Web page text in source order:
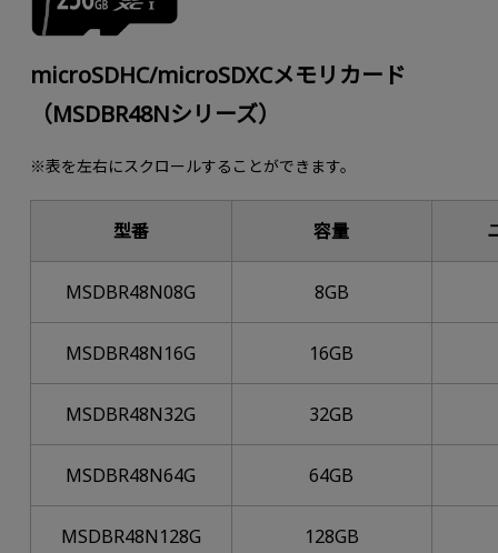
microSDHC/microSDXCメモリカード
（MSDBR48Nシリーズ）
※表を左右にスクロールすることができます。
型番 容量
MSDBR48N08G 8GB
MSDBR48N16G 16GB
MSDBR48N32G 32GB
MSDBR48N64G 64GB
MSDBR48N128G 128GB